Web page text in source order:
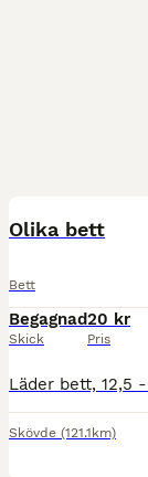
Olika bett
Bett
Begagnad
Skick
20 kr
Pris
Skövde (121.1km)